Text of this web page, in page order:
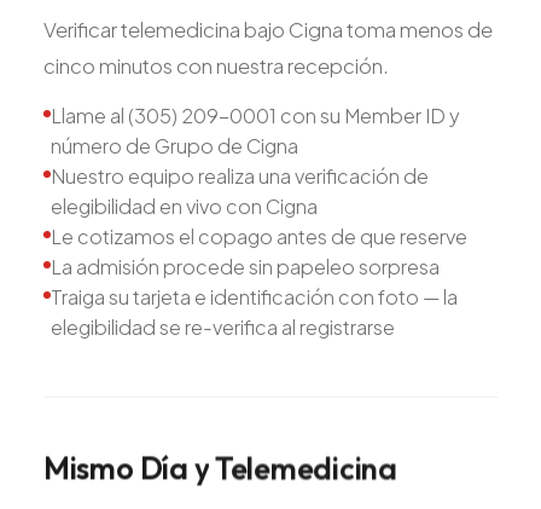
Verificar telemedicina bajo Cigna toma menos de
cinco minutos con nuestra recepción.
Llame al (305) 209-0001 con su Member ID y
número de Grupo de Cigna
Nuestro equipo realiza una verificación de
elegibilidad en vivo con Cigna
Le cotizamos el copago antes de que reserve
La admisión procede sin papeleo sorpresa
Traiga su tarjeta e identificación con foto — la
elegibilidad se re-verifica al registrarse
Mismo DíayTelemedicina